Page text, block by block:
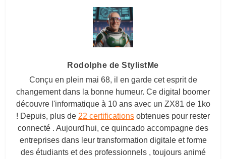
Rodolphe de StylistMe
Conçu en plein mai 68, il en garde cet esprit de
changement dans la bonne humeur. Ce digital boomer
découvre l'informatique à 10 ans avec un ZX81 de 1ko
! Depuis, plus de 22 certifications obtenues pour rester
connecté . Aujourd'hui, ce quincado accompagne des
entreprises dans leur transformation digitale et forme
des étudiants et des professionnels , toujours animé